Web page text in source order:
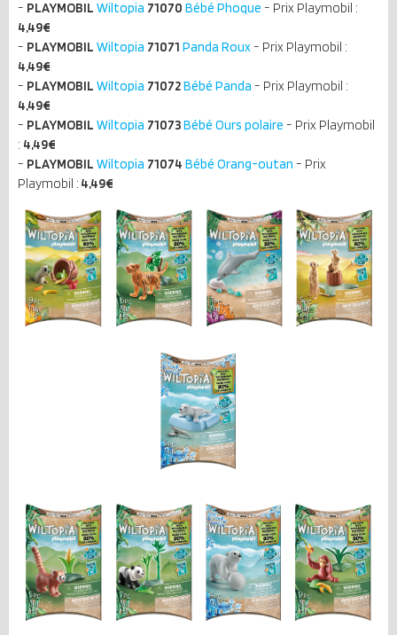
- PLAYMOBIL Wiltopia 71070 Bébé Phoque - Prix Playmobil :
4,49€
- PLAYMOBIL Wiltopia 71071 Panda Roux - Prix Playmobil :
4,49€
- PLAYMOBIL Wiltopia 71072Bébé Panda - Prix Playmobil :
4,49€
- PLAYMOBIL Wiltopia 71073Bébé Ours polaire - Prix Playmobil
: 4,49€
- PLAYMOBIL Wiltopia 71074 Bébé Orang-outan - Prix
Playmobil : 4,49€